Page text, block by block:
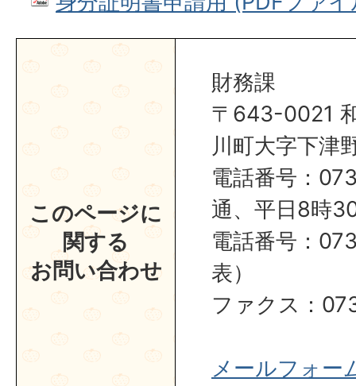
このページに
関する
お問い合わせ
財務課
〒643-0021
川町大字下津
電話番号：
通、平日8時
電話番号：
表）
ファクス：
メールフォー